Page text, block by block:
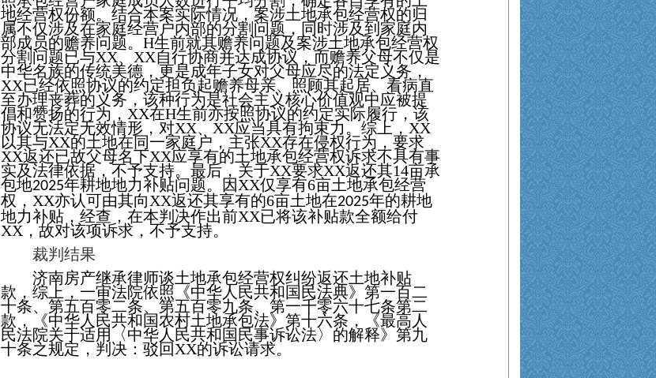
地经营权份额。结合本案实际情况，案涉土地承包经营权的归
属不仅涉及在家庭经营户内部的分割问题，同时涉及到家庭内
部成员的赡养问题。 H生前就其赡养问题及案涉土地承包经营权
分割问题已与XX、 XX自行协商并达成协议，而赡养父母不仅是
中华名族的传统美德，更是成年子女对父母应尽的法定义务，
XX已经依照协议的约定担负起赡养母亲、照顾其起居、看病直
至办理丧葬的义务，该种行为是社会主义核心价值观中应被提
倡和赞扬的行为， XX在H生前亦按照协议的约定实际履行，该
协议无法定无效情形，对XX、 XX应当具有拘束力。综上， XX
以其与XX的土地在同一家庭户，主张XX存在侵权行为，要求
XX返还已故父母名下XX应享有的土地承包经营权诉求不具有事
实及法律依据，不予支持。最后，关于XX要求XX返还其14亩承
包地2025年耕地地力补贴问题。因XX仅享有6亩土地承包经营
权， XX亦认可由其向XX返还其享有的6亩土地在2025年的耕地
地力补贴，经查，在本判决作出前XX已将该补贴款全额给付
XX ，故对该项诉求，不予支持。
裁判结果
济南房产继承律师谈土地承包经营权纠纷返还土地补贴
款 ， 综上，一审法院依照《中华人民共和国民法典》第一百二
十条、第五百零二条、第五百零九条、第一千零六十七条第二
款，《中华人民共和国农村土地承包法》第十六条，《最高人
民法院关于适用〈中华人民共和国民事诉讼法〉的解释》第九
十条之规定，判决：驳回XX的诉讼请求。